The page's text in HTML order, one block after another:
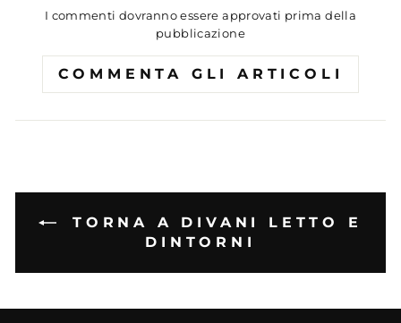
I commenti dovranno essere approvati prima della
pubblicazione
COMMENTA GLI ARTICOLI
TORNA A DIVANI LETTO E
DINTORNI